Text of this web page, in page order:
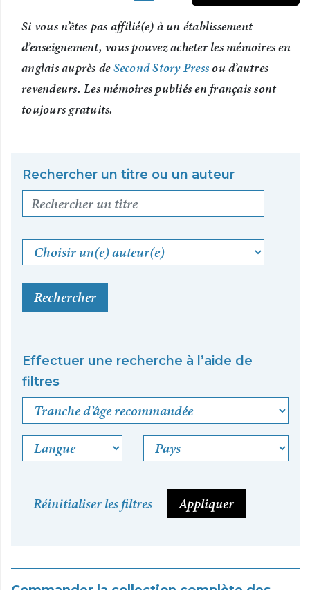
Si vous n’êtes pas affilié(e) à un établissement
d’enseignement, vous pouvez acheter les mémoires en
anglais auprès deSecond Story Pressou d’autres
revendeurs. Les mémoires publiés en français sont
toujours gratuits.
Rechercher un titre ou un auteur
Choisir un(e) auteur(e)
Rechercher
Effectuer une recherche à l’aide de
filtres
Tranche d’âge recommandée
Langue Pays
Réinitialiser les filtres Appliquer